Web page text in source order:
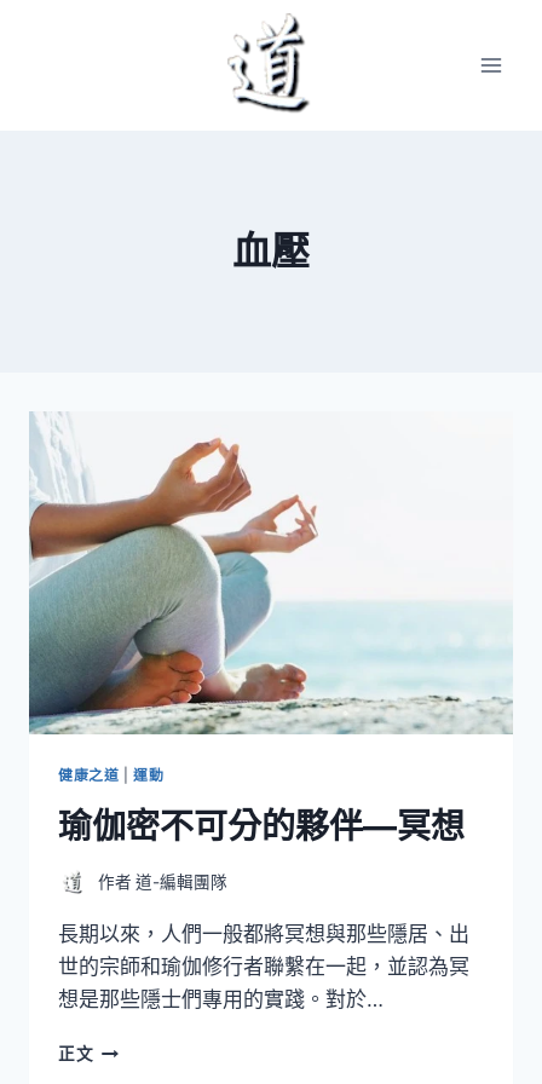
血壓
健康之道 |運動
瑜伽密不可分的夥伴—冥想
作者 道-編輯團隊
長期以來，人們一般都將冥想與那些隱居、出
世的宗師和瑜伽修行者聯繫在一起，並認為冥
想是那些隱士們專用的實踐。對於…
正文瑜